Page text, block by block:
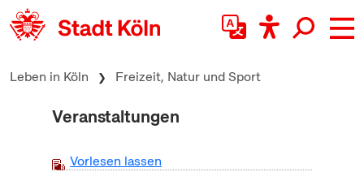
zum Inhalt springen
Leben in Köln Freizeit, Natur und Sport
Veranstaltungen
Vorlesen lassen